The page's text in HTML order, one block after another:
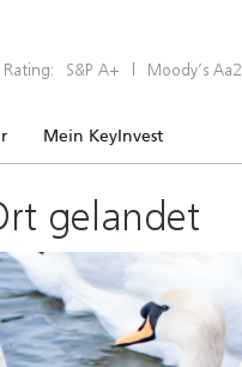
Rating: S&P A+ | Moody’s Aa2
Mein KeyInvest
gelandet